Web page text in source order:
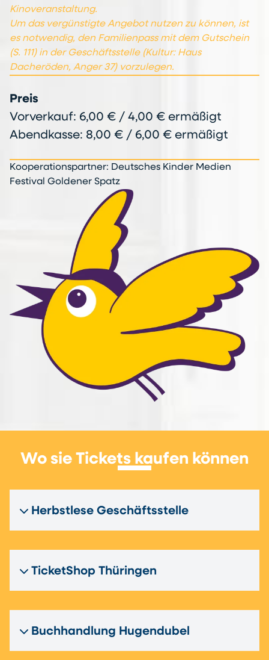
Kinoveranstaltung.
Um das vergünstigte Angebot nutzen zu können, ist
es notwendig, den Familienpass mit dem Gutschein
(S. 111) in der Geschäftsstelle (Kultur: Haus
Dacheröden, Anger 37) vorzulegen.
Preis
Vorverkauf: 6,00 € / 4,00 € ermäßigt
Abendkasse: 8,00 € / 6,00 € ermäßigt
Kooperationspartner: Deutsches Kinder Medien
Festival Goldener Spatz
Wo sie Tickets kaufen können
Herbstlese Geschäftsstelle
TicketShop Thüringen
Buchhandlung Hugendubel